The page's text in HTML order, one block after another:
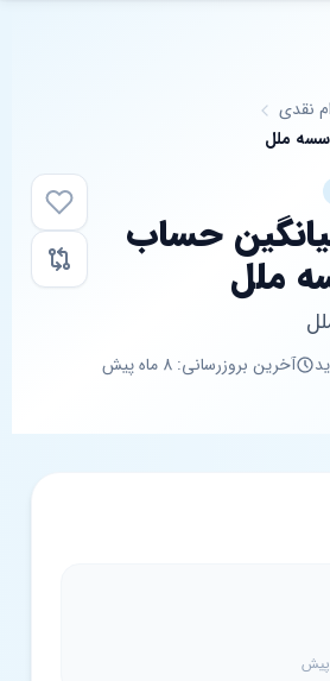
نقدی
ملل
حساب
ملل
آخرین بروزرسانی: 8 ماه پیش